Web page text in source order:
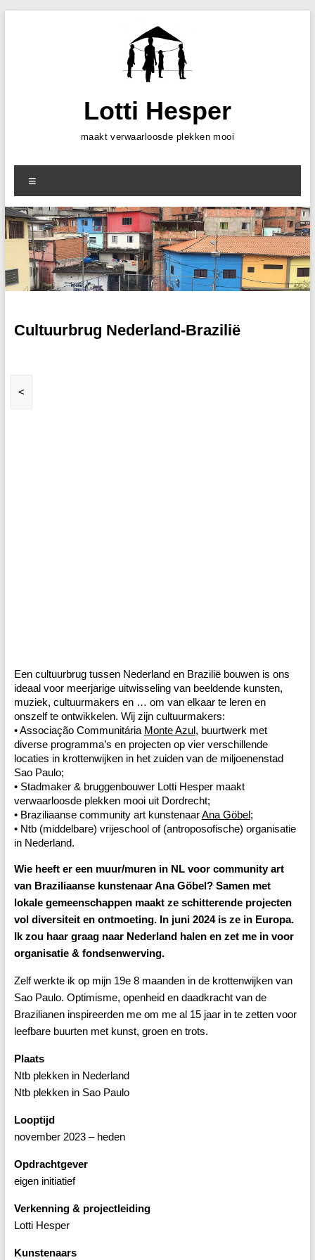
Lotti Hesper
maakt verwaarloosde plekken mooi
Cultuurbrug Nederland-Brazilië
<
Een cultuurbrug tussen Nederland en Brazilië bouwen is ons
ideaal voor meerjarige uitwisseling van beeldende kunsten,
muziek, cultuurmakers en … om van elkaar te leren en
onszelf te ontwikkelen. Wij zijn cultuurmakers:
• Associação Communitária Monte Azul, buurtwerk met
diverse programma’s en projecten op vier verschillende
locaties in krottenwijken in het zuiden van de miljoenenstad
Sao Paulo;
• Stadmaker & bruggenbouwer Lotti Hesper maakt
verwaarloosde plekken mooi uit Dordrecht;
• Braziliaanse community art kunstenaarAna Göbel;
• Ntb (middelbare) vrijeschool of (antroposofische) organisatie
in Nederland.
Wie heeft er een muur/muren in NL voor community art
van Braziliaanse kunstenaar Ana Göbel? Samen met
lokale gemeenschappen maakt ze schitterende projecten
vol diversiteit en ontmoeting. In juni 2024 is ze in Europa.
Ik zou haar graag naar Nederland halen en zet me in voor
organisatie & fondsenwerving.
Zelf werkte ik op mijn 19e 8 maanden in de krottenwijken van
Sao Paulo. Optimisme, openheid en daadkracht van de
Brazilianen inspireerden me om me al 15 jaar in te zetten voor
leefbare buurten met kunst, groen en trots.
Plaats
Ntb plekken in Nederland
Ntb plekken in Sao Paulo
Looptijd
november 2023 – heden
Opdrachtgever
eigen initiatief
Verkenning & projectleiding
Lotti Hesper
Kunstenaars